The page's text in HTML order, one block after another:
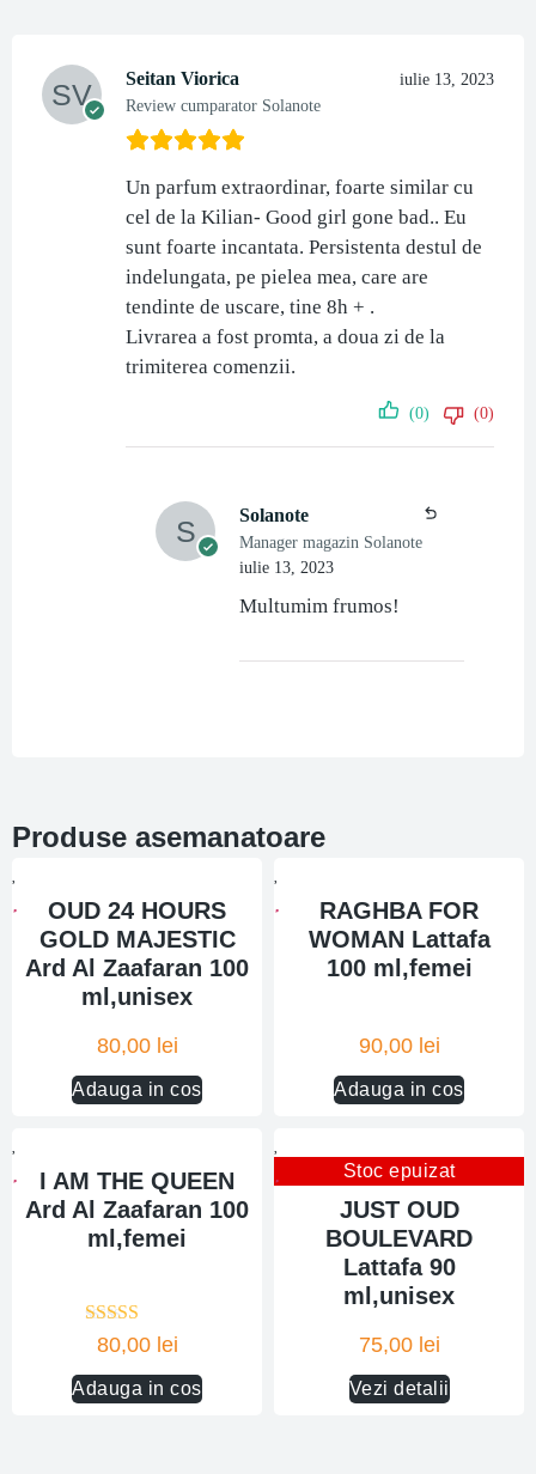
Seitan Viorica
Review cumparator Solanote
iulie 13, 2023
Un parfum extraordinar, foarte similar cu
cel de la Kilian- Good girl gone bad.. Eu
sunt foarte incantata. Persistenta destul de
indelungata, pe pielea mea, care are
tendinte de uscare, tine 8h + .
Livrarea a fost promta, a doua zi de la
trimiterea comenzii.
(0) (0)
Solanote
Manager magazin Solanote
iulie 13, 2023
Multumim frumos!
Produse asemanatoare
OUD 24 HOURS
GOLD MAJESTIC
Ard Al Zaafaran 100
ml,unisex
80,00 lei
Adauga in cos
RAGHBA FOR
WOMAN Lattafa
100 ml,femei
90,00 lei
Adauga in cos
I AM THE QUEEN
Ard Al Zaafaran 100
ml,femei
80,00 lei
Adauga in cos
Evaluat la
5.00
Stoc epuizat
JUST OUD
BOULEVARD
Lattafa 90
ml,unisex
75,00 lei
Vezi detalii